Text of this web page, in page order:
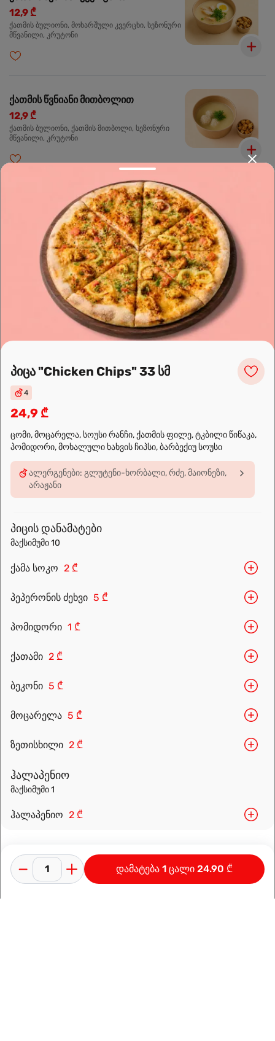
12,9 ₾
ქათმის ბულიონი, მოხარშული კვერცხი, სეზონური
მწვანილი, კრუტონი
ქათმის წვნიანი მითბოლით
12,9 ₾
ქათმის ბულიონი, ქათმის მითბოლი, სეზონური
მწვანილი, კრუტონი
სალათი ბერძნული
სალათის ფოთოლი, ჩერი, ტკბილი წიწაკა,
ზეთისხილი, ხახვი, ფეთა, ბალზამიკო, ზეითუნის
სალათი ქათმის ფორთოხლით და
პარმეზანით
სალათის ფოთოლი, გამომცხვარი ქათმის ფილე,
თაფლი-მდოგვის სოუსი, ფორთოხალი,
პარმეზანი, ტუფელის ზეთი
ჩვენ შესახებ
Sushi24.ge since 2018. Rolls, pizza, and wok are waiting to be
prepared for you. Choose the nearest location and explore the
პიცა "Chicken Chips" 33 სმ
4
24,9 ₾
ცომი, მოცარელა, სოუსი რანჩი, ქათმის ფილე, ტკბილი წიწაკა,
პომიდორი, მოხალული ხახვის ჩიპსი, ბარბექიუ სოუსი
ალერგენები: გლუტენი-ხორბალი, რძე, მაიონეზი,
არაჟანი
პიცის დანამატები
მაქსიმუმი 10
ქამა სოკო 2 ₾
პეპერონის ძეხვი 5 ₾
პომიდორი 1 ₾
ქათამი 2 ₾
ბეკონი 5 ₾
მოცარელა 5 ₾
ზეთისხილი 2 ₾
ჰალაპენიო
მაქსიმუმი 1
ჰალაპენიო 2 ₾
დამატება 1 ცალი 24.90 ₾